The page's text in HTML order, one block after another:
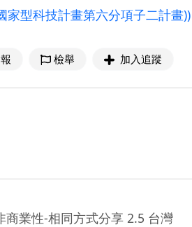
家型科技計畫第六分項子二計畫))
檢舉 加入追蹤
商業性-相同方式分享 2.5 台灣